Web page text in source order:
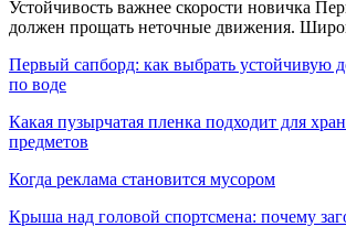
Устойчивость важнее скорости новичка
должен прощать неточные движения.
Первый сапборд: как выбрать устойчивую
по воде
Какая пузырчатая пленка подходит для
предметов
Когда реклама становится мусором
Крыша над головой спортсмена: почему